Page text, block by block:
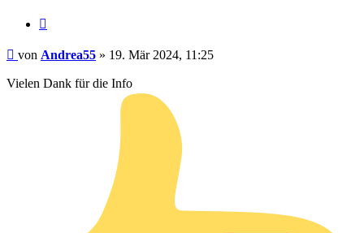
Beitrag
von Andrea55 » 19. Mär 2024, 11:25
Vielen Dank für die Info